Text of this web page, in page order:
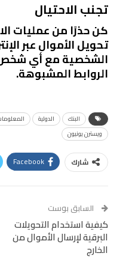
تجنب الاحتيال
كن حذرًا من عمليات
تحويل الأموال عبر
الشخصية مع أي شخص
الروابط المشبوهة.
البنك الدولية
ويسترن يونيون
شارك Facebook
Tumblr
البريد الإلكتروني
Digg
LINE
السابق بوست
كيفية استخدام التحويلات
البرقية لإرسال الأموال من
الخارج